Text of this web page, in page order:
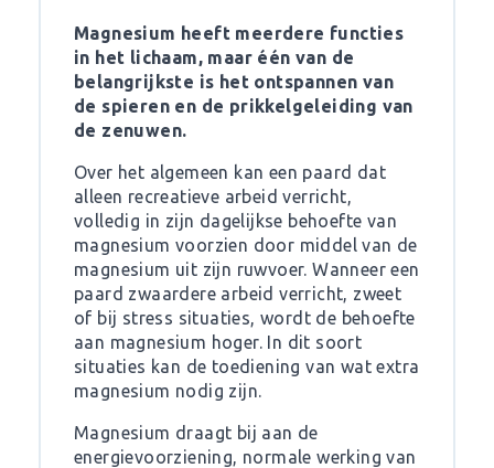
Magnesium heeft meerdere functies
in het lichaam, maar één van de
belangrijkste is het ontspannen van
de spieren en de prikkelgeleiding van
de zenuwen.
Over het algemeen kan een paard dat
alleen recreatieve arbeid verricht,
volledig in zijn dagelijkse behoefte van
magnesium voorzien door middel van de
magnesium uit zijn ruwvoer. Wanneer een
paard zwaardere arbeid verricht, zweet
of bij stress situaties, wordt de behoefte
aan magnesium hoger. In dit soort
situaties kan de toediening van wat extra
magnesium nodig zijn.
Magnesium draagt bij aan de
energievoorziening, normale werking van